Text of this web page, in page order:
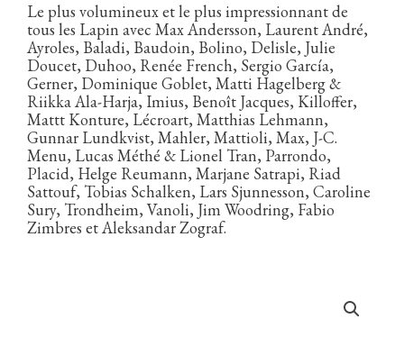
Le plus volumineux et le plus impressionnant de
tous les Lapin avec Max Andersson, Laurent André,
Ayroles, Baladi, Baudoin, Bolino, Delisle, Julie
Doucet, Duhoo, Renée French, Sergio García,
Gerner, Dominique Goblet, Matti Hagelberg &
Riikka Ala-Harja, Imius, Benoît Jacques, Killoffer,
Mattt Konture, Lécroart, Matthias Lehmann,
Gunnar Lundkvist, Mahler, Mattioli, Max, J-C.
Menu, Lucas Méthé & Lionel Tran, Parrondo,
Placid, Helge Reumann, Marjane Satrapi, Riad
Sattouf, Tobias Schalken, Lars Sjunnesson, Caroline
Sury, Trondheim, Vanoli, Jim Woodring, Fabio
Zimbres et Aleksandar Zograf.